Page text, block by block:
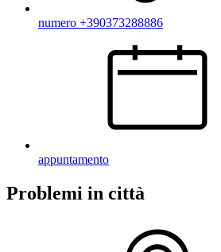
numero +390373288886
appuntamento
Problemi in città